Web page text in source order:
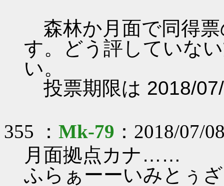
森林か月面で同得票
す。どう評していな
い。
投票期限は 2018/
355 ： Mk-79 ：2018/07/
月面拠点カナ……
ふらぁーーいみとぅ